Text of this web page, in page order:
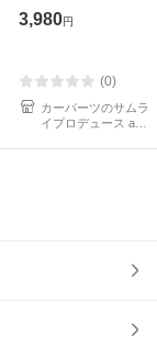
ソールボックスト
2026年7月マイナ
ーチェンジ後対応
3,980円
(0)
カーパーツのサムラ
イプロデュース au